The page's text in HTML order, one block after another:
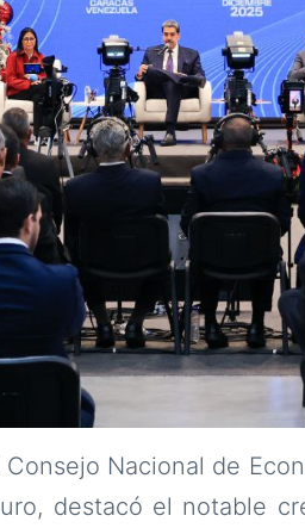
Nacional de
destacó el notable